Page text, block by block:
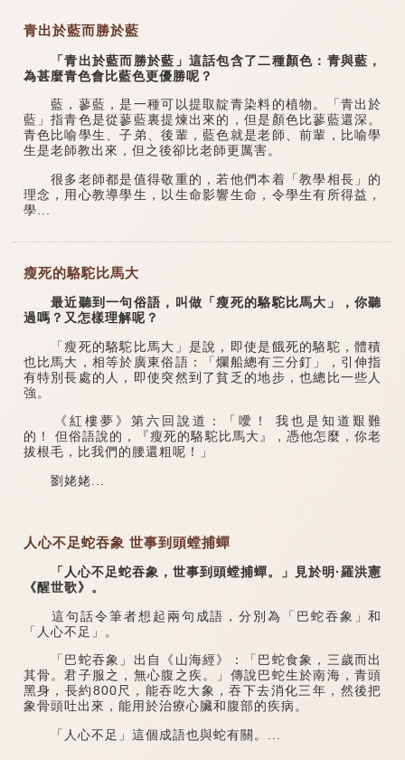
青出於藍而勝於藍
「青出於藍而勝於藍」這話包含了二種顏色：青與藍，
為甚麼青色會比藍色更優勝呢？
藍，蓼藍，是一種可以提取靛青染料的植物。「青出於
藍」指青色是從蓼藍裏提煉出來的，但是顏色比蓼藍還深。
青色比喻學生、子弟、後輩，藍色就是老師、前輩，比喻學
生是老師教出來，但之後卻比老師更厲害。
很多老師都是值得敬重的，若他們本着「教學相長」的
理念，用心教導學生，以生命影響生命，令學生有所得益，
學...
瘦死的駱駝比馬大
最近聽到一句俗語，叫做「瘦死的駱駝比馬大」，你聽
過嗎？又怎樣理解呢？
「瘦死的駱駝比馬大」是說，即使是餓死的駱駝，體積
也比馬大，相等於廣東俗語：「爛船總有三分釘」，引伸指
有特別長處的人，即使突然到了貧乏的地步，也總比一些人
強。
《紅樓夢》第六回說道：「噯！ 我也是知道艱難
的！ 但俗語說的，『瘦死的駱駝比馬大』，憑他怎麼，你老
拔根毛，比我們的腰還粗呢！」
劉姥姥...
人心不足蛇吞象 世事到頭螳捕蟬
「人心不足蛇吞象，世事到頭螳捕蟬。」見於明·羅洪憲
《醒世歌》。
這句話令筆者想起兩句成語，分別為「巴蛇吞象」和
「人心不足」。
「巴蛇吞象」出自《山海經》：「巴蛇食象，三歲而出
其骨。君子服之，無心腹之疾。」傳說巴蛇生於南海，青頭
黑身，長約800尺，能吞吃大象，吞下去消化三年，然後把
象骨頭吐出來，能用於治療心臟和腹部的疾病。
「人心不足」這個成語也與蛇有關。...